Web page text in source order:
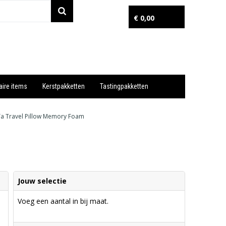
€ 0,00
items Kerstpakketten Tastingpakketten
Travel Pillow Memory Foam
Jouw selectie
Voeg een aantal in bij maat.